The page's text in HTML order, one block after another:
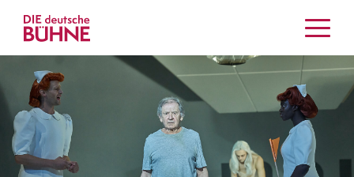
Kritiken
Schauspiel
Musiktheater
Tanz
Crossover